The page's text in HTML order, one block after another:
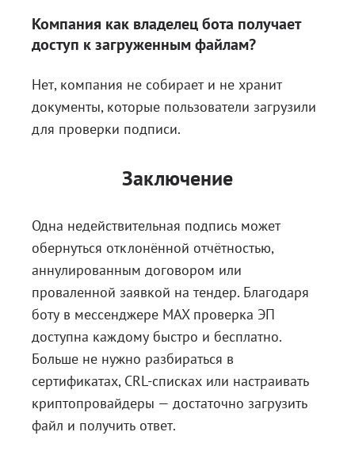
Компания как владелец бота получает
доступ к загруженным файлам?
Нет, компания не собирает и не хранит
документы, которые пользователи загрузили
для проверки подписи.
Заключение
Одна недействительная подпись может
обернуться отклонённой отчётностью,
аннулированным договором или
проваленной заявкой на тендер. Благодаря
боту в мессенджере MAX проверка ЭП
доступна каждому быстро и бесплатно.
Больше не нужно разбираться в
сертификатах, CRL-списках или настраивать
криптопровайдеры — достаточно загрузить
файл и получить ответ.